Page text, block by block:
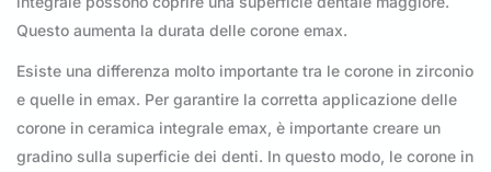
Questo aumenta la durata delle corone emax.
Esiste una differenza molto importante tra le corone in zirconio
e quelle in emax. Per garantire la corretta applicazione delle
corone in ceramica integrale emax, è importante creare un
gradino sulla superficie dei denti. In questo modo, le corone in